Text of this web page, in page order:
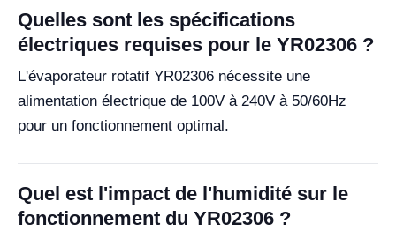
Quelles sont les spécifications
électriques requises pour le YR02306 ?
L'évaporateur rotatif YR02306 nécessite une
alimentation électrique de 100V à 240V à 50/60Hz
pour un fonctionnement optimal.
Quel est l'impact de l'humidité sur le
fonctionnement du YR02306 ?